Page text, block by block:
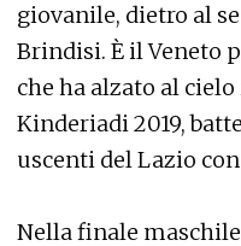
giovanile, dietro al
Brindisi. È il Veneto
che ha alzato al
Kinderiadi 2019,
uscenti del Lazio
Nella finale